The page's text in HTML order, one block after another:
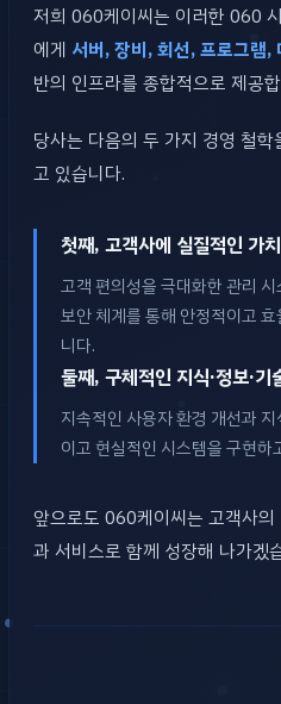
저희 060케이씨는 이러한 060
에게 서버, 장비, 회선, 프로그램,
반의 인프라를 종합적으로 제공
당사는 다음의 두 가지 경영 철
고 있습니다.
첫째, 고객사에 실질적인 가
고객 편의성을 극대화한 관리
보안 체계를 통해 안정적이고
니다.
둘째, 구체적인 지식·정보·기
지속적인 사용자 환경 개선과
이고 현실적인 시스템을 구현하
앞으로도 060케이씨는 고객사
과 서비스로 함께 성장해 나가겠